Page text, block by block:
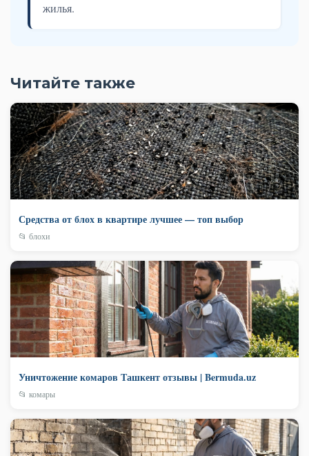
жилья.
Читайте также
Средства от блох в квартире лучшее — топ выбор
📂 блохи
Уничтожение комаров Ташкент отзывы | Bermuda.uz
📂 комары